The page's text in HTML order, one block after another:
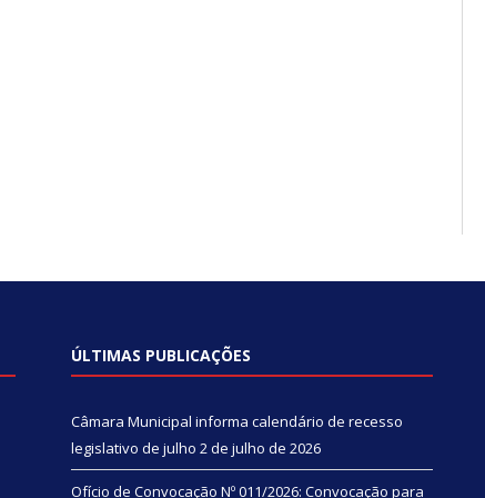
ÚLTIMAS PUBLICAÇÕES
Câmara Municipal informa calendário de recesso
legislativo de julho 2 de julho de 2026
Ofício de Convocação Nº 011/2026: Convocação para